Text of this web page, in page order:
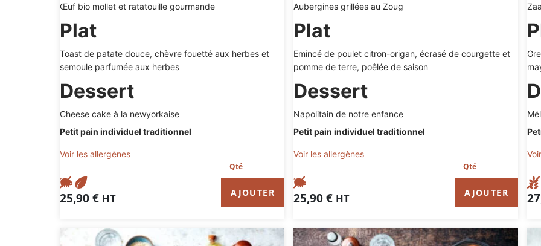
Œuf bio mollet et ratatouille gourmande
Plat
Toast de patate douce, chèvre fouetté aux herbes et
semoule parfumée aux herbes
Dessert
Cheese cake à la newyorkaise
Petit pain individuel traditionnel
Voir les allergènes
25,90€ HT AJOUTER
Aubergines grillées au Zoug
Plat
Emincé de poulet citron-origan, écrasé de courgette et
pomme de terre, poêlée de saison
Dessert
Napolitain de notre enfance
Petit pain individuel traditionnel
Voir les allergènes
25,90€ HT AJOUTER